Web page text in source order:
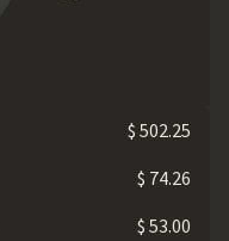
$ 502.25
$ 74.26
$ 53.00